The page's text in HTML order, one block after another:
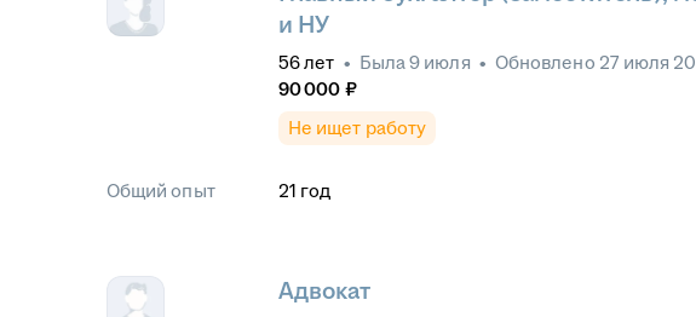
и НУ
56лет • Была9 июля • Обновлено 27 июля
90 000 ₽
Не ищет работу
Общий опыт 21 год
Адвокат